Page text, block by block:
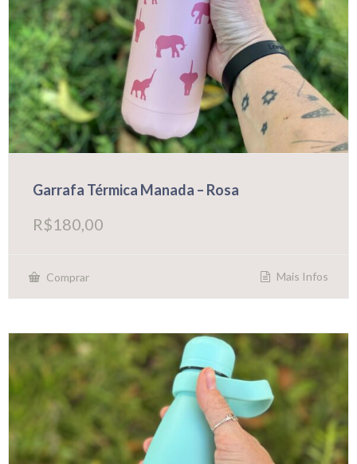
Garrafa Térmica Manada – Rosa
R$180,00
Comprar Mais Infos